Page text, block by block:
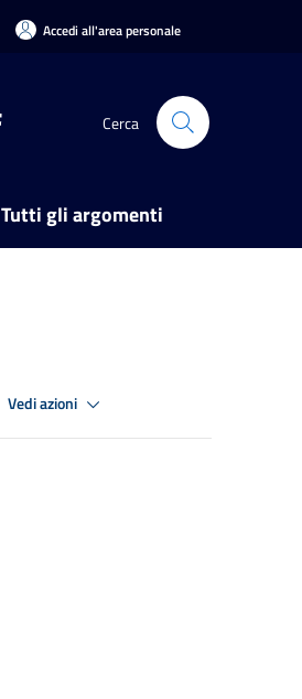
Accedi all'area personale
Cerca
Tutti gli argomenti
Vedi azioni